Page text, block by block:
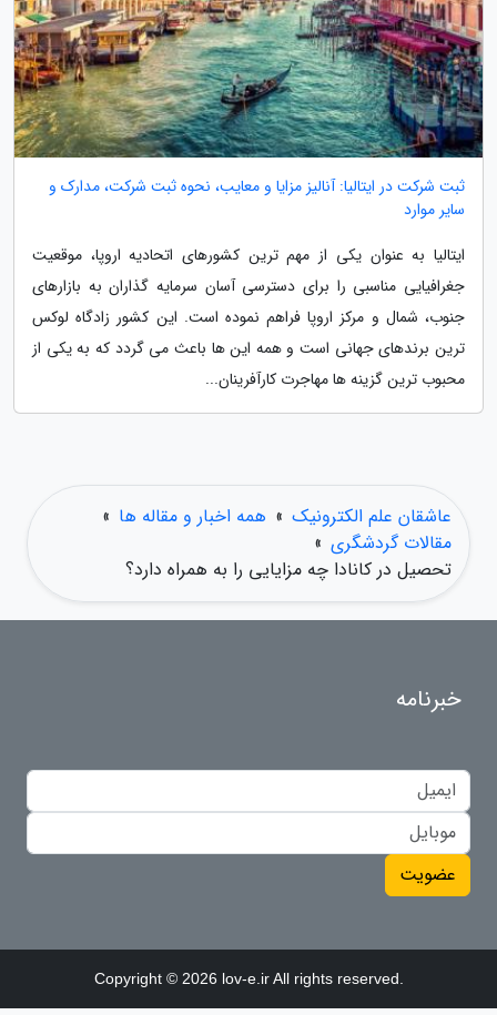
ثبت شرکت در ایتالیا: آنالیز مزایا و معایب، نحوه ثبت شرکت، مدارک و
سایر موارد
ایتالیا به عنوان یکی از مهم ترین کشورهای اتحادیه اروپا، موقعیت
جغرافیایی مناسبی را برای دسترسی آسان سرمایه گذاران به بازارهای
جنوب، شمال و مرکز اروپا فراهم نموده است. این کشور زادگاه لوکس
ترین برندهای جهانی است و همه این ها باعث می گردد که به یکی از
محبوب ترین گزینه ها مهاجرت کارآفرینان...
عاشقان علم الکترونیک » همه اخبار و مقاله ها »
مقالات گردشگری »
تحصیل در کانادا چه مزایایی را به همراه دارد؟
خبرنامه
عضویت
Copyright © 2026 lov-e.ir All rights reserved.